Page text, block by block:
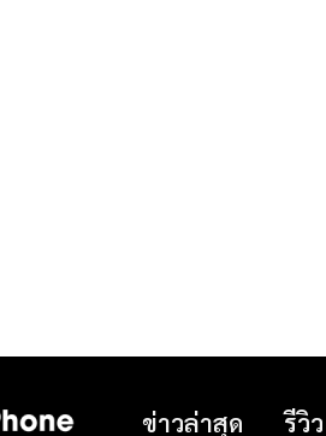
ข่าวล่าสุด รีวิว